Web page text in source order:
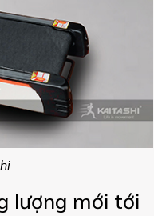
lượng mới tới